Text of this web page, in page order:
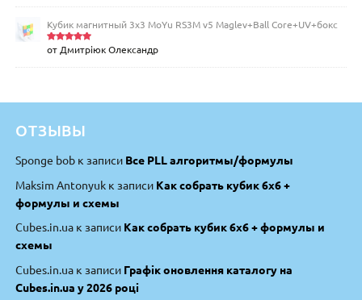
Кубик магнитный 3х3 MoYu RS3M v5 Maglev+Ball Core+UV+бокс
Оценка5
от Дмитріюк Олександр
ОТЗЫВЫ
Sponge bob к записи Все PLL алгоритмы/формулы
Maksim Antonyuk к записи Как собрать кубик 6х6 +
формулы и схемы
Cubes.in.ua к записи Как собрать кубик 6х6 + формулы и
схемы
Cubes.in.ua к записи Графік оновлення каталогу на
Cubes.in.ua у 2026 році